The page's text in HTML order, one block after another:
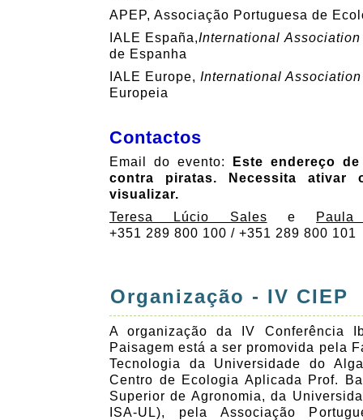
APEP, Associação Portuguesa de
IALE España,International
de Espanha
IALE Europe, International
Europeia
Contactos
Email do evento: Este endereço
contra piratas. Necessita ativar
visualizar.
Teresa Lúcio Sales e
+351 289 800 100 / +351 289 800 101
Organização - IV CIEP
A organização da IV Conferência
Paisagem está a ser promovida pela
Tecnologia da Universidade do
Centro de Ecologia Aplicada Prof.
Superior de Agronomia, da
ISA-UL), pela Associação